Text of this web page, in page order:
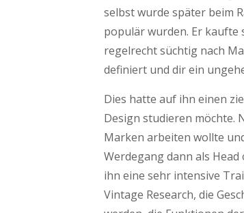
selbst wurde später beim
populär wurden. Er kaufte
regelrecht süchtig nach
definiert und dir ein
Dies hatte auf ihn einen
Design studieren möchte.
Marken arbeiten wollte
Werdegang dann als Head
ihn eine sehr intensive
Vintage Research, die